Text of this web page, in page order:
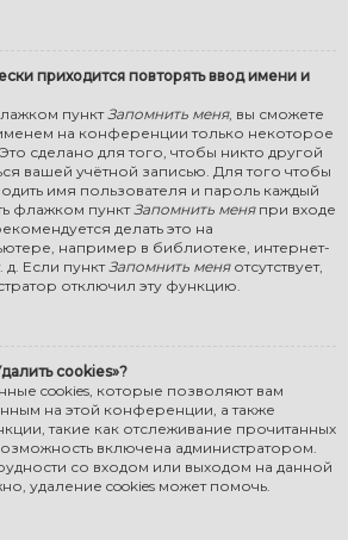
приходится повторять ввод имени и
пунктЗапомнить меня, вы сможете
на конференции только некоторое
сделано для того, чтобы никто другой
вашей учётной записью. Для того чтобы
имя пользователя и пароль каждый
флажком пунктЗапомнить меняпри входе
делать это на
например в библиотеке, интернет-
д. Если пунктЗапомнить меняотсутствует,
отключил эту функцию.
cookies»?
cookies, которые позволяют вам
на этой конференции, а также
такие как отслеживание прочитанных
включена администратором.
со входом или выходом на данной
удаление cookies может помочь.